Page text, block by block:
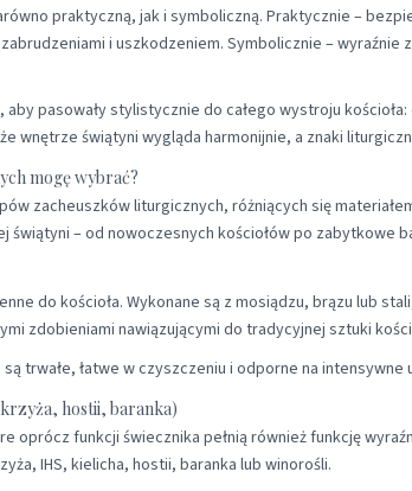
praktyczną, jak i symboliczną. Praktycznie –
i uszkodzeniem. Symbolicznie – wyraźnie
pasowały stylistycznie do całego wystroju
wnętrze świątyni wygląda harmonijnie, a znaki
mogę wybrać?
zacheuszków liturgicznych, różniących się
– od nowoczesnych kościołów po zabytkowe
do kościoła. Wykonane są z mosiądzu, brązu lub
zdobieniami nawiązującymi do tradycyjnej sztuki
trwałe, łatwe w czyszczeniu i odporne na intensywne
hostii, baranka)
oprócz funkcji świecznika pełnią również funkcję
IHS, kielicha, hostii, baranka lub winorośli.